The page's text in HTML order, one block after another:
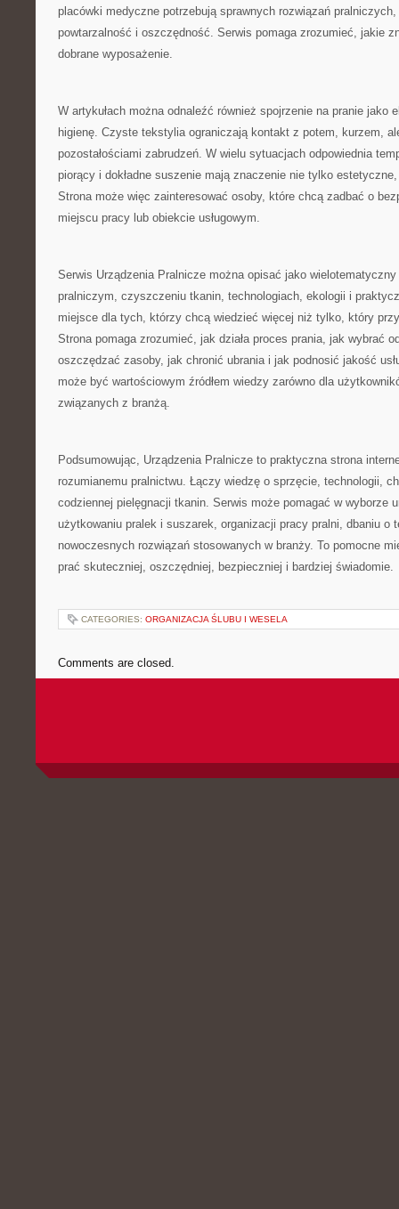
placówki medyczne potrzebują sprawnych rozwiązań
powtarzalność i oszczędność. Serwis pomaga zrozumieć, jakie
dobrane wyposażenie.
W artykułach można odnaleźć również spojrzenie na pranie jako
higienę. Czyste tekstylia ograniczają kontakt z potem, kurzem,
pozostałościami zabrudzeń. W wielu sytuacjach odpowiednia
piorący i dokładne suszenie mają znaczenie nie tylko
Strona może więc zainteresować osoby, które chcą zadbać o
miejscu pracy lub obiekcie usługowym.
Serwis Urządzenia Pralnicze można opisać jako
pralniczym, czyszczeniu tkanin, technologiach, ekologii i
miejsce dla tych, którzy chcą wiedzieć więcej niż tylko, który
Strona pomaga zrozumieć, jak działa proces prania, jak wybrać
oszczędzać zasoby, jak chronić ubrania i jak podnosić jakość
może być wartościowym źródłem wiedzy zarówno dla
związanych z branżą.
Podsumowując, Urządzenia Pralnicze to praktyczna strona
rozumianemu pralnictwu. Łączy wiedzę o sprzęcie, technologii,
codziennej pielęgnacji tkanin. Serwis może pomagać w wyborze
użytkowaniu pralek i suszarek, organizacji pracy pralni, dbaniu o
nowoczesnych rozwiązań stosowanych w branży. To pomocne
prać skuteczniej, oszczędniej, bezpieczniej i bardziej świadomie.
CATEGORIES: ORGANIZACJA ŚLUBU I WESELA
Comments are closed.